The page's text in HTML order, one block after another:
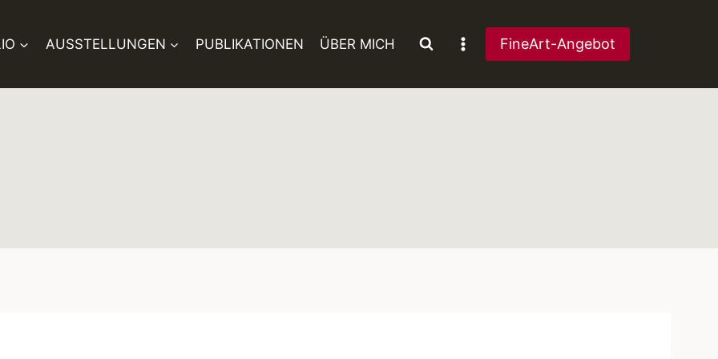
AUSSTELLUNGEN PUBLIKATIONEN ÜBER MICH FineArt-Angebot